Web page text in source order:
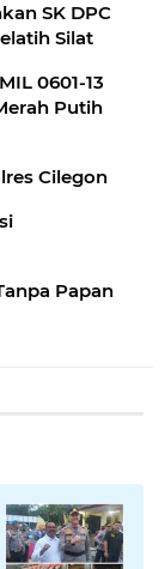
SK DPC
Silat
0601-13
Cilegon
Papan